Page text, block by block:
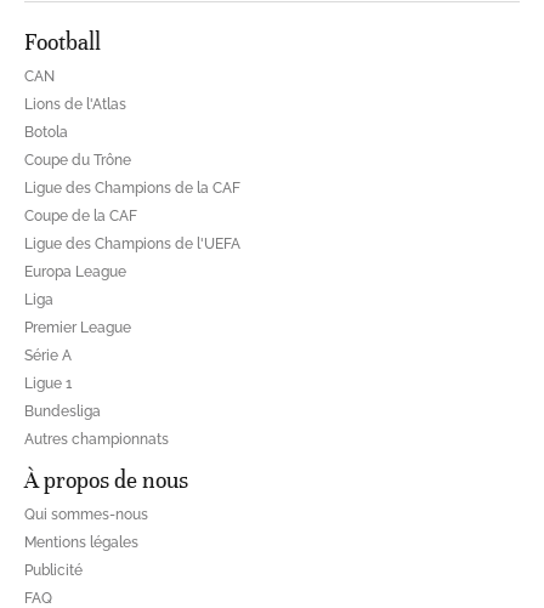
Football
CAN
Lions de l'Atlas
Botola
Coupe du Trône
Ligue des Champions de la CAF
Coupe de la CAF
Ligue des Champions de l'UEFA
Europa League
Liga
Premier League
Série A
Ligue 1
Bundesliga
Autres championnats
À propos de nous
Qui sommes-nous
Mentions légales
Publicité
FAQ